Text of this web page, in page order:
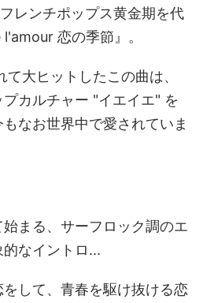
レンチポップス黄金期を代
恋の季節』。
大ヒットしたこの曲は、
カルチャー "イエイエ" を
なお世界中で愛されていま
まる、サーフロック調のエ
なイントロ...
して、青春を駆け抜ける恋